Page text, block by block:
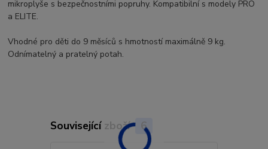
mikroplyše s bezpečnostními popruhy. Kompatibilní s modely PRO
a ELITE.
Vhodné pro děti do 9 měsíců s hmotností maximálně 9 kg.
Odnímatelný a pratelný potah.
Související zboží 6